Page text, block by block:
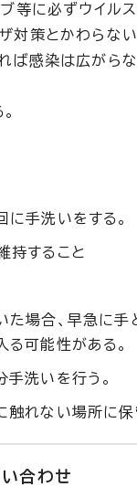
等に必ずウイル
対策とかわらな
ば感染は広がら
に手洗いをする。
持すること
た場合、早急に
る可能性がある。
手洗いを行う。
触れない場所に
合わせ